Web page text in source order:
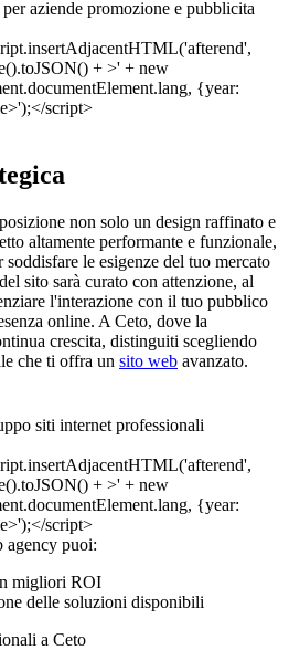
non solo un design raffinato e
altamente performante e funzionale,
soddisfare le esigenze del tuo mercato
sito sarà curato con attenzione, al
l'interazione con il tuo pubblico
online. A Ceto, dove la
crescita, distinguiti scegliendo
che ti offra un sito web avanzato.
agency puoi:
migliori ROI
delle soluzioni disponibili
a Ceto